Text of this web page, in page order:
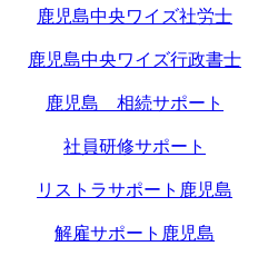
鹿児島中央ワイズ社労士
鹿児島中央ワイズ行政書士
鹿児島 相続サポート
社員研修サポート
リストラサポート鹿児島
解雇サポート鹿児島